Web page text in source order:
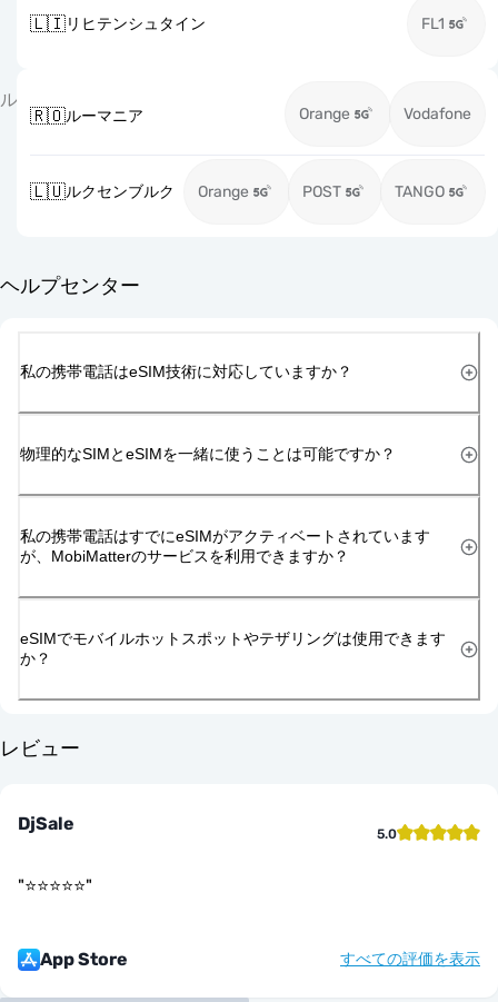
🇱🇮リヒテンシュタイン FL1
ル
🇷🇴ルーマニア Orange Vodafone
🇱🇺ルクセンブルク Orange POST TANGO
ヘルプセンター
私の携帯電話はeSIM技術に対応していますか？
物理的なSIMとeSIMを一緒に使うことは可能ですか？
私の携帯電話はすでにeSIMがアクティベートされています
が、MobiMatterのサービスを利用できますか？
eSIMでモバイルホットスポットやテザリングは使用できます
か？
レビュー
DjSale 5.0
"⭐️⭐️⭐️⭐️⭐️"
App Store すべての評価を表示